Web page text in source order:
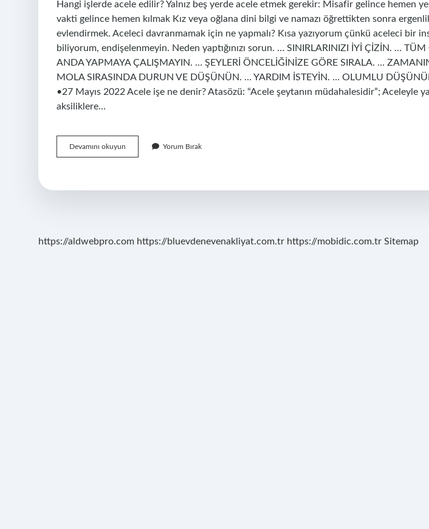
Hangi işlerde acele edilir? Yalnız beş yerde acele etmek gerekir: Misafir gelince hemen
vakti gelince hemen kılmak Kız veya oğlana dini bilgi ve namazı öğrettikten sonra
evlendirmek. Aceleci davranmamak için ne yapmalı? Kısa yazıyorum çünkü aceleci bir
biliyorum, endişelenmeyin. Neden yaptığınızı sorun. … SINIRLARINIZI İYİ ÇİZİN. … TÜM
ANDA YAPMAYA ÇALIŞMAYIN. … ŞEYLERİ ÖNCELİĞİNİZE GÖRE SIRALA. …
MOLA SIRASINDA DURUN VE DÜŞÜNÜN. … YARDIM İSTEYİN. … OLUMLU
•27 Mayıs 2022 Acele işe ne denir? Atasözü: “Acele şeytanın müdahalesidir”; Aceleyle
aksiliklere…
Devamını okuyun
Işlerde
Gerekir
Yorum Bırak
https://aldwebpro.com https://bluevdenevenakliyat.com.tr https://mobidic.com.tr Sitemap